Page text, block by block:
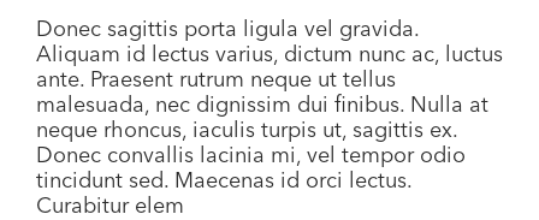
Donec sagittis porta ligula vel gravida.
Aliquam id lectus varius, dictum nunc ac, luctus
ante. Praesent rutrum neque ut tellus
malesuada, nec dignissim dui finibus. Nulla at
neque rhoncus, iaculis turpis ut, sagittis ex.
Donec convallis lacinia mi, vel tempor odio
tincidunt sed. Maecenas id orci lectus.
Curabitur elem